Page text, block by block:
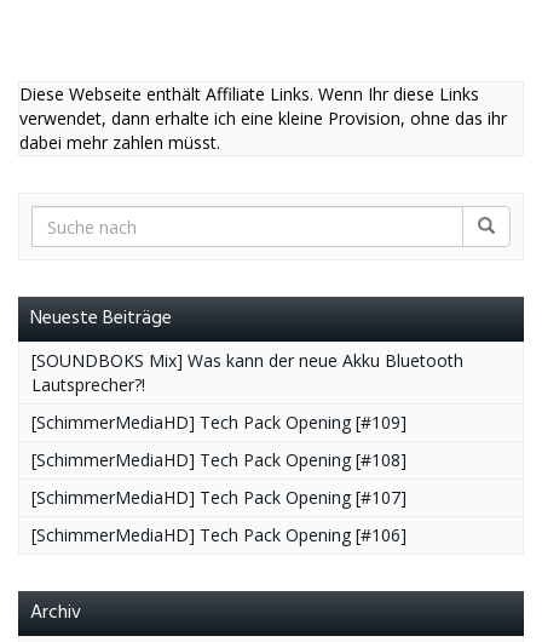
Diese Webseite enthält Affiliate Links. Wenn Ihr diese Links
verwendet, dann erhalte ich eine kleine Provision, ohne das ihr
dabei mehr zahlen müsst.
Neueste Beiträge
[SOUNDBOKS Mix] Was kann der neue Akku Bluetooth
Lautsprecher?!
[SchimmerMediaHD] Tech Pack Opening [#109]
[SchimmerMediaHD] Tech Pack Opening [#108]
[SchimmerMediaHD] Tech Pack Opening [#107]
[SchimmerMediaHD] Tech Pack Opening [#106]
Archiv